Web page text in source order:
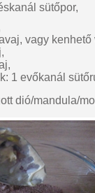
sütőpor,
vagy kenhető
1 evőkanál
dió/mandula/